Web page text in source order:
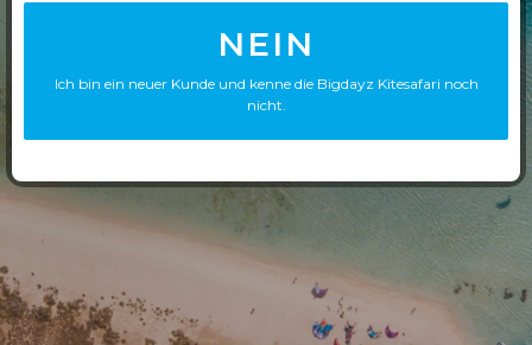
NEIN
Ich bin ein neuer Kunde und kenne die Bigdayz Kitesafari noch
nicht.